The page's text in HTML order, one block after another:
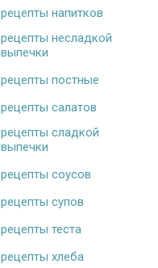
рецепты напитков
рецепты несладкой
выпечки
рецепты постные
рецепты салатов
рецепты сладкой
выпечки
рецепты соусов
рецепты супов
рецепты теста
рецепты хлеба